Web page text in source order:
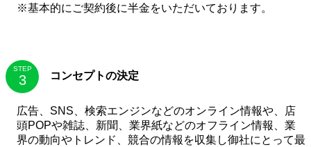
※基本的にご契約後に半金をいただいております。
STEP
コンセプトの決定
広告、SNS、検索エンジンなどのオンライン情報や、店
頭POPや雑誌、新聞、業界紙などのオフライン情報、業
界の動向やトレンド、競合の情報を収集し御社にとって最